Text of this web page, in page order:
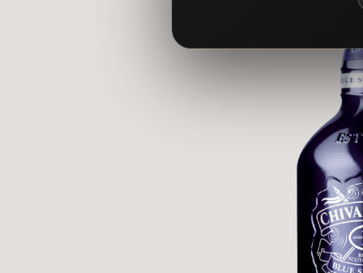
Sự kết hợp ba loại thùng gỗ: Ba loại thùng gỗ sồi khác nhau mang
Dễ uống: So với các loại whisky mạch nha khác, Auchentoshan
Sự linh hoạt: Auchentoshan Three Wood có thể thưởng thức theo
3 LOẠI THÙNG GỖ SỒI VÀ QUY TRÌNH Ủ 3 LẦN
đến từ việc được ủ
Thùng gỗ sồi Mỹ: Ủ rượu trong thùng gỗ sồi Mỹ mới mang đến
Thùng gỗ Oloroso Sherry Tây Ban Nha: Rượu được ủ tiếp trong
Thùng gỗ Pedro Ximénez Sherry Tây Ban Nha: Cuối cùng, rượu